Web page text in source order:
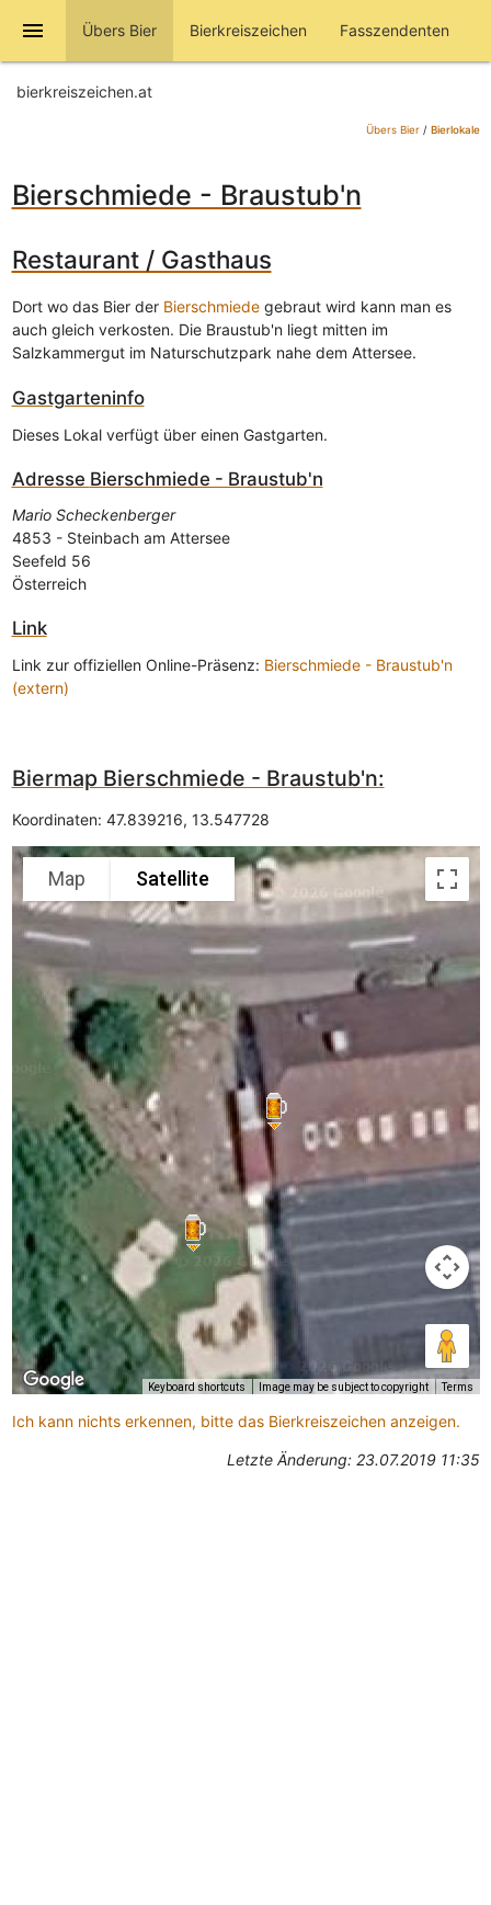
menu Übers Bier Bierkreiszeichen Fasszendenten
bierkreiszeichen.at
Übers Bier/ Bierlokale
Bierschmiede - Braustub'n
Restaurant / Gasthaus
Dort wo das Bier der Bierschmiedegebraut wird kann man es
auch gleich verkosten. Die Braustub'n liegt mitten im
Salzkammergut im Naturschutzpark nahe dem Attersee.
Gastgarteninfo
Dieses Lokal verfügt über einen Gastgarten.
Adresse Bierschmiede - Braustub'n
Mario Scheckenberger
4853 - Steinbach am Attersee
Seefeld 56
Österreich
Link
Link zur offiziellen Online-Präsenz: Bierschmiede - Braustub'n
(extern)
Biermap Bierschmiede - Braustub'n:
Koordinaten: 47.839216, 13.547728
Map Satellite
Keyboard shortcuts Image may be subject to copyright Terms
Ich kann nichts erkennen, bitte das Bierkreiszeichen anzeigen.
Letzte Änderung: 23.07.2019 11:35